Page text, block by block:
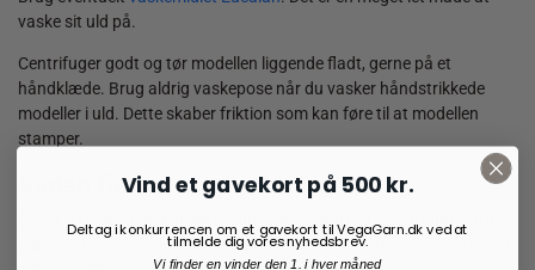
vaske sit uld på.
Centrifuger godt og tør modellen liggende fladt, gerne på et
håndklæde. Brug aldrig vaskepose når du vasker håndstrikkede
modeller i uld. Dette skaber friktion som kan føre til at modellen
stamper.
Sådan fjerner du pletter fra uld
uld. Først og fremmest kan du prøve at fjerne pletterne før de tørrer
Vind et gavekort på 500 kr.
Deltag i konkurrencen om et gavekort til VegaGarn.dk ved at
tilmelde dig vores nyhedsbrev.
Vi finder en vinder den 1. i hver måned